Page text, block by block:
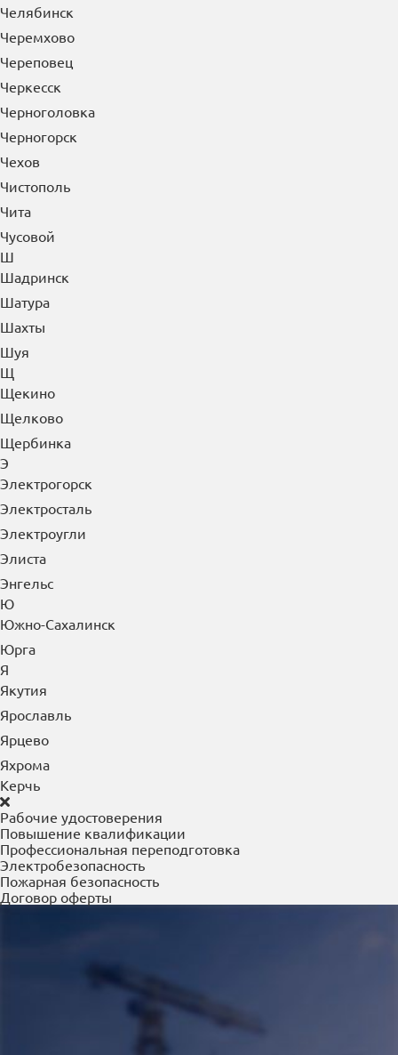
Челябинск
Черемхово
Череповец
Черкесск
Черноголовка
Черногорск
Чехов
Чистополь
Чита
Чусовой
Ш
Шадринск
Шатура
Шахты
Шуя
Щ
Щекино
Щелково
Щербинка
Э
Электрогорск
Электросталь
Электроугли
Элиста
Энгельс
Ю
Южно-Сахалинск
Юрга
Я
Якутия
Ярославль
Ярцево
Яхрома
Керчь
Рабочие удостоверения
Повышение квалификации
Профессиональная переподготовка
Электробезопасность
Пожарная безопасность
Договор оферты